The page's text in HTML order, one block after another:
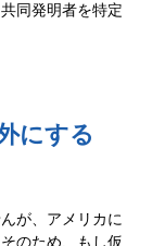
同発明者を特定
にする
が、アメリカに
のため、もし仮